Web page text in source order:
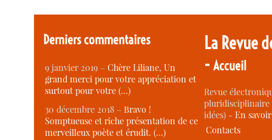
Derniers commentaires
9 janvier 2019 –Chère Liliane, Un
grand merci pour votre appréciation et
surtout pour votre (…)
30 décembre 2018 –Bravo !
Somptueuse et riche présentation de ce
merveilleux poète et érudit. (…)
La Revue
-Accueil
Revue
idées) -En
Contacts